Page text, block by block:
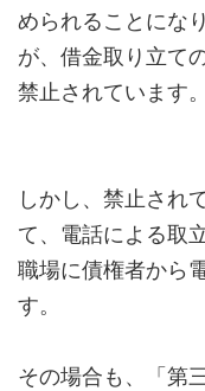
められることにな
が、借金取り立て
禁止されています。
しかし、禁止され
て、電話による取
職場に債権者から
す。
その場合も、「第